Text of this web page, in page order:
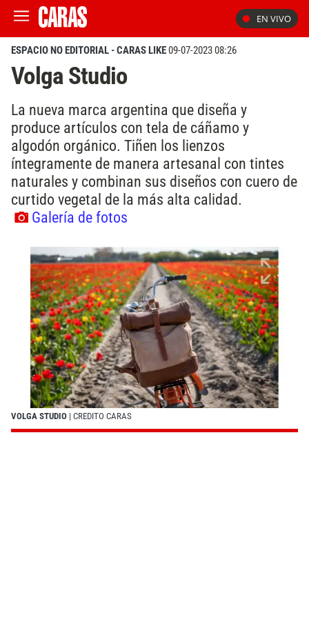
EN VIVO
ESPACIO NO EDITORIAL - CARAS LIKE09-07-2023 08:26
Volga Studio
La nueva marca argentina que diseña y
produce artículos con tela de cáñamo y
algodón orgánico. Tiñen los lienzos
íntegramente de manera artesanal con tintes
naturales y combinan sus diseños con cuero de
curtido vegetal de la más alta calidad.
Galería de fotos
VOLGA STUDIO | CREDITO CARAS